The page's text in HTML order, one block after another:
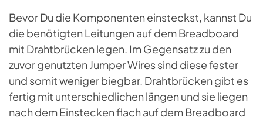
Bevor Du die Komponenten einsteckst, kannst Du
die benötigten Leitungen auf dem Breadboard
mit Drahtbrücken legen. Im Gegensatz zu den
zuvor genutzten Jumper Wires sind diese fester
und somit weniger biegbar. Drahtbrücken gibt es
fertig mit unterschiedlichen längen und sie liegen
nach dem Einstecken flach auf dem Breadboard